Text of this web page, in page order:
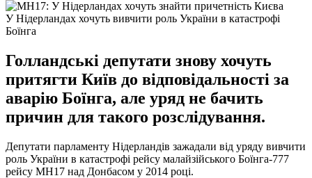
У Нідерландах хочуть вивчити роль України в катастрофі
Боїнга
Голландські депутати знову хочуть
притягти Київ до відповідальності за
аварію Боїнга, але уряд не бачить
причин для такого розслідування.
Депутати парламенту Нідерландів зажадали від уряду вивчити
роль України в катастрофі рейсу малайзійського Боїнга-777
рейсу MH17 над Донбасом у 2014 році.